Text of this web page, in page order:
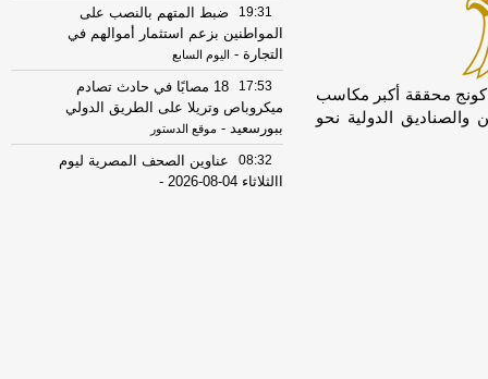
محققة أكبر مكاسب
والصناديق الدولية نحو
19:31
ضبط المتهم بالنصب على
المواطنين بزعم استثمار أموالهم في
التجارة - اليوم السابع
17:53
18 مصابًا في حادث تصادم
ميكروباص وتريلا على الطريق الدولي
ببورسعيد - موقع الدستور
08:32
عناوين الصحف المصرية ليوم
االثلاثاء 04-08-2026
-